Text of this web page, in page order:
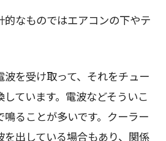
なものではエアコンの下やテ
を受け取って、それをチュー
ています。電波などそういこ
ることが多いです。クーラー
出している場合もあり、関係